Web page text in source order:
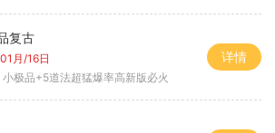
复古
01月/16日
小极品+5道法超猛爆率高新版必火
详情